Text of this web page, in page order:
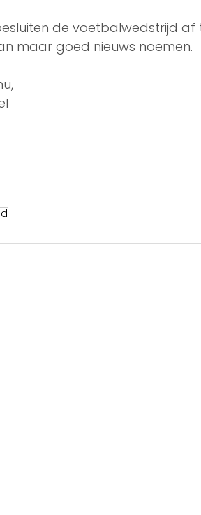
de voetbalwedstrijd af
maar goed nieuws noemen.